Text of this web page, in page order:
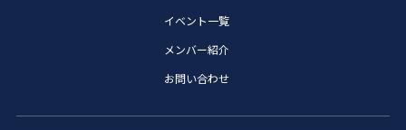
イベント一覧
メンバー紹介
お問い合わせ